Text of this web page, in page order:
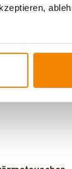
in den